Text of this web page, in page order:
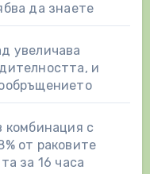
да знаете
увеличава
и
комбинация с
от раковите
за 16 часа